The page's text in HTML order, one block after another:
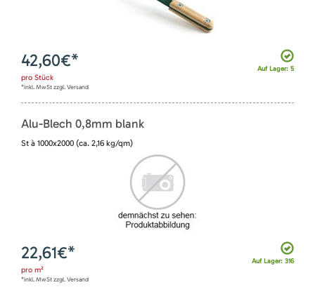
Auf Lager: 5
42,60€*
pro Stück
*inkl. MwSt zzgl. Versand
Alu-Blech 0,8mm blank
St à 1000x2000 (ca. 2,16 kg/qm)
Auf Lager: 316
22,61€*
pro m²
*inkl. MwSt zzgl. Versand